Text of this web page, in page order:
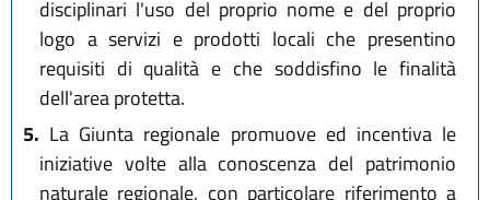
disciplinari l'uso del proprio nome e del proprio
logo a servizi e prodotti locali che presentino
requisiti di qualità e che soddisfino le finalità
dell'area protetta.
5. La Giunta regionale promuove ed incentiva le
iniziative volte alla conoscenza del patrimonio
naturale regionale, con particolare riferimento a